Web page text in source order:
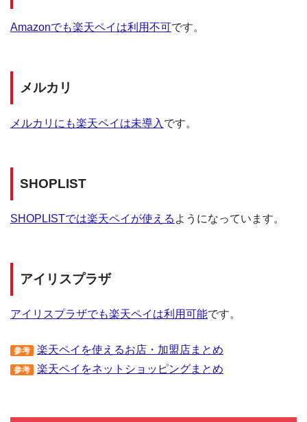
Amazonでも楽天ペイは利用不可です。
メルカリ
メルカリにも楽天ペイは未導入 です。
SHOPLIST
SHOPLISTでは楽天ペイが使える ようになっています。
アイリスプラザ
アイリスプラザでも楽天ペイは利用可能です。
参考 楽天ペイを使えるお店・加盟店まとめ
参考 楽天ペイをネットショッピングまとめ